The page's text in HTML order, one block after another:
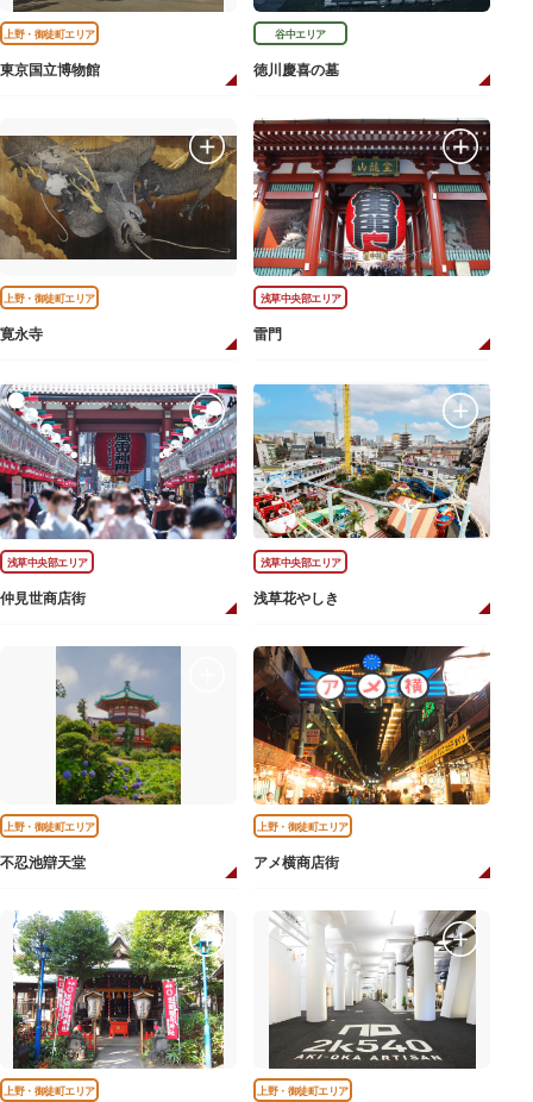
上野・御徒町エリア
東京国立博物館
谷中エリア
徳川慶喜の墓
上野・御徒町エリア
寛永寺
浅草中央部エリア
雷門
浅草中央部エリア
仲見世商店街
浅草中央部エリア
浅草花やしき
上野・御徒町エリア
不忍池辯天堂
上野・御徒町エリア
アメ横商店街
上野・御徒町エリア 上野・御徒町エリア